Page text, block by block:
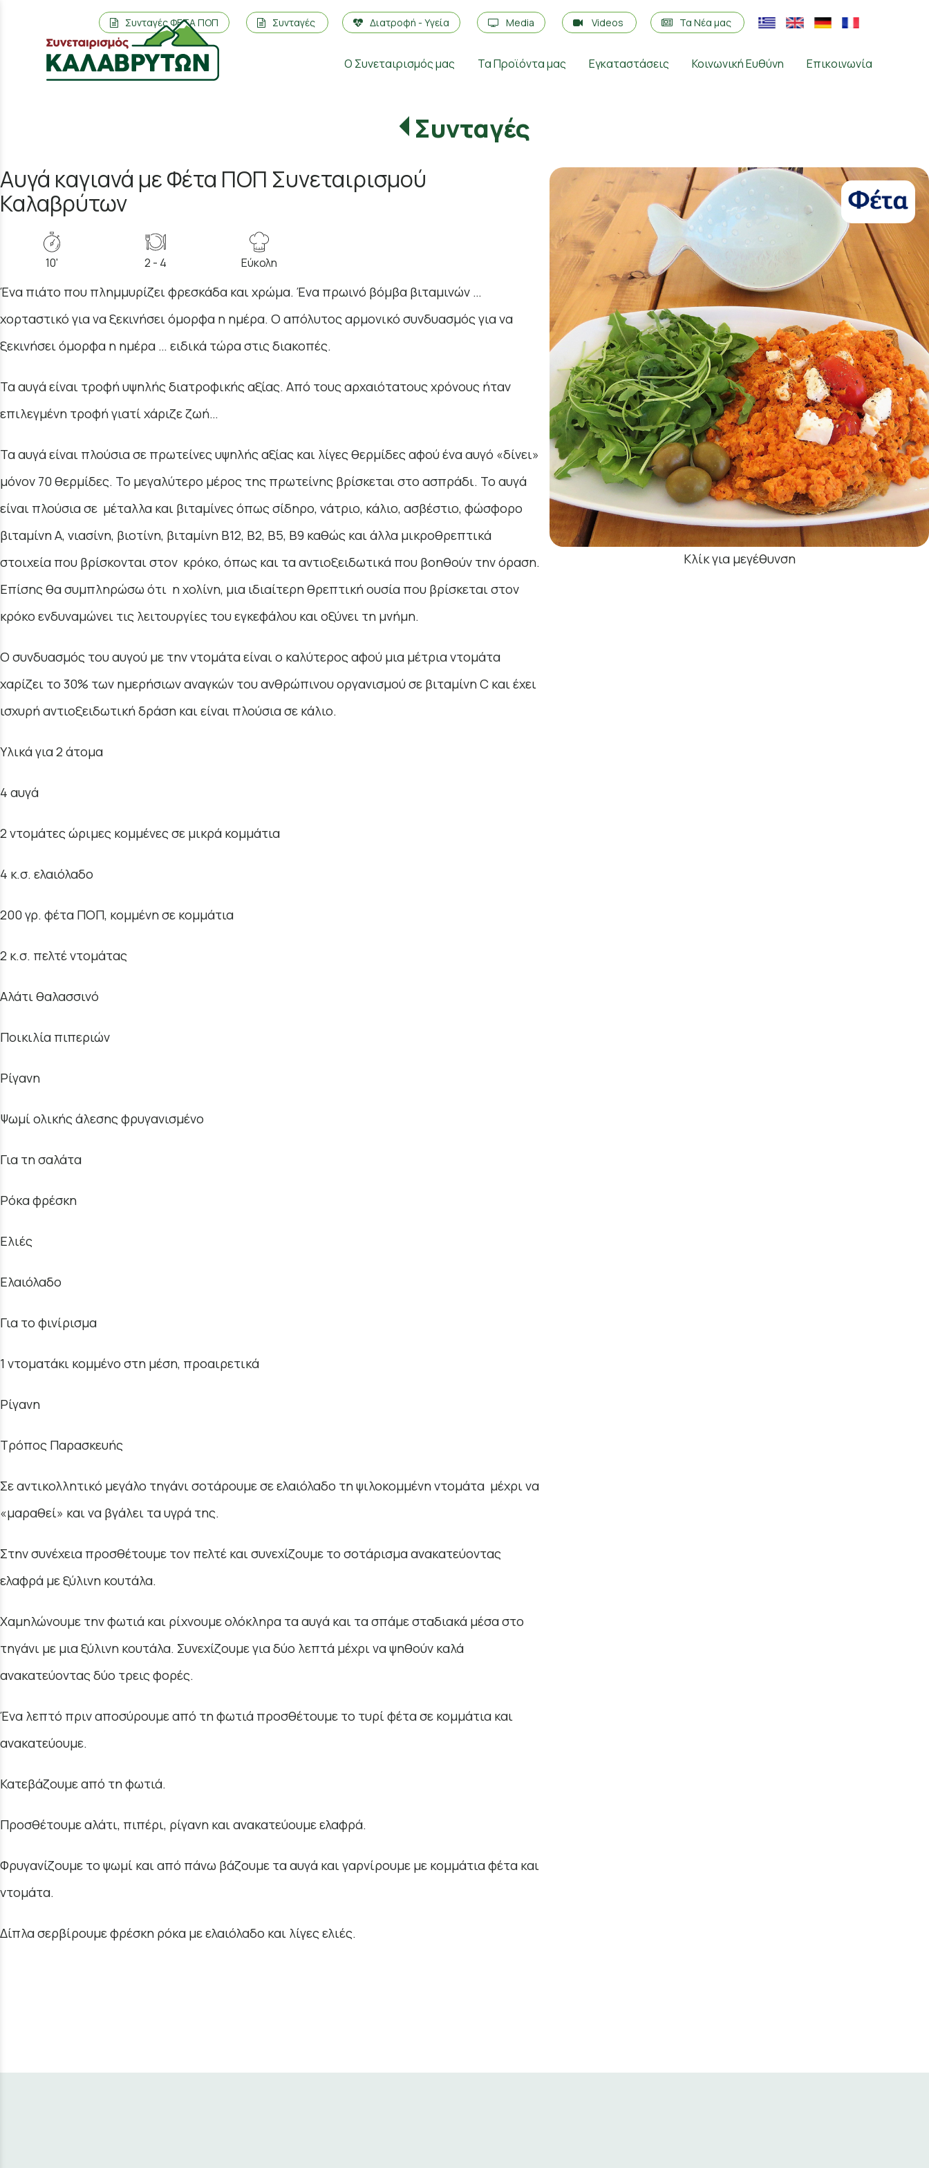
Συνταγές ΦΕΤΑ ΠΟΠ Συνταγές Διατροφή - Υγεία Media Videos Τα Νέα μας
Ο Συνεταιρισμός μας Τα Προϊόντα μας Εγκαταστάσεις Κοινωνική Ευθύνη Επικοινωνία
Συνταγές
Κλίκ για μεγέθυνση
Αυγά καγιανά με Φέτα ΠΟΠ Συνεταιρισμού
Καλαβρύτων
10' 2 - 4 Εύκολη
Ένα πιάτο που πλημμυρίζει φρεσκάδα και χρώμα. Ένα πρωινό βόμβα βιταμινών …
χορταστικό για να ξεκινήσει όμορφα η ημέρα. Ο απόλυτος αρμονικό συνδυασμός για να
ξεκινήσει όμορφα η ημέρα … ειδικά τώρα στις διακοπές.
Τα αυγά είναι τροφή υψηλής διατροφικής αξίας. Από τους αρχαιότατους χρόνους ήταν
επιλεγμένη τροφή γιατί χάριζε ζωή…
Τα αυγά είναι πλούσια σε πρωτείνες υψηλής αξίας και λίγες θερμίδες αφού ένα αυγό «δίνει»
μόνον 70 θερμίδες. Το μεγαλύτερο μέρος της πρωτείνης βρίσκεται στο ασπράδι. Το αυγά
είναι πλούσια σε μέταλλα και βιταμίνες όπως σίδηρο, νάτριο, κάλιο, ασβέστιο, φώσφορο
βιταμίνη Α, νιασίνη, βιοτίνη, βιταμίνη Β12, Β2, Β5, Β9 καθώς και άλλα μικροθρεπτικά
στοιχεία που βρίσκονται στον κρόκο, όπως και τα αντιοξειδωτικά που βοηθούν την όραση.
Επίσης θα συμπληρώσω ότι η χολίνη, μια ιδιαίτερη θρεπτική ουσία που βρίσκεται στον
κρόκο ενδυναμώνει τις λειτουργίες του εγκεφάλου και οξύνει τη μνήμη.
Ο συνδυασμός του αυγού με την ντομάτα είναι ο καλύτερος αφού μια μέτρια ντομάτα
χαρίζει το 30% των ημερήσιων αναγκών του ανθρώπινου οργανισμού σε βιταμίνη C και έχει
ισχυρή αντιοξειδωτική δράση και είναι πλούσια σε κάλιο.
Υλικά για 2 άτομα
4 αυγά
2 ντομάτες ώριμες κομμένες σε μικρά κομμάτια
4 κ.σ. ελαιόλαδο
200 γρ. φέτα ΠΟΠ, κομμένη σε κομμάτια
2 κ.σ. πελτέ ντομάτας
Αλάτι θαλασσινό
Ποικιλία πιπεριών
Ρίγανη
Ψωμί ολικής άλεσης φρυγανισμένο
Για τη σαλάτα
Ρόκα φρέσκη
Ελιές
Ελαιόλαδο
Για το φινίρισμα
1 ντοματάκι κομμένο στη μέση, προαιρετικά
Ρίγανη
Τρόπος Παρασκευής
Σε αντικολλητικό μεγάλο τηγάνι σοτάρουμε σε ελαιόλαδο τη ψιλοκομμένη ντομάτα μέχρι να
«μαραθεί» και να βγάλει τα υγρά της.
Στην συνέχεια προσθέτουμε τον πελτέ και συνεχίζουμε το σοτάρισμα ανακατεύοντας
ελαφρά με ξύλινη κουτάλα.
Χαμηλώνουμε την φωτιά και ρίχνουμε ολόκληρα τα αυγά και τα σπάμε σταδιακά μέσα στο
τηγάνι με μια ξύλινη κουτάλα. Συνεχίζουμε για δύο λεπτά μέχρι να ψηθούν καλά
ανακατεύοντας δύο τρεις φορές.
Ένα λεπτό πριν αποσύρουμε από τη φωτιά προσθέτουμε το τυρί φέτα σε κομμάτια και
ανακατεύουμε.
Κατεβάζουμε από τη φωτιά.
Προσθέτουμε αλάτι, πιπέρι, ρίγανη και ανακατεύουμε ελαφρά.
Φρυγανίζουμε το ψωμί και από πάνω βάζουμε τα αυγά και γαρνίρουμε με κομμάτια φέτα και
ντομάτα.
Δίπλα σερβίρουμε φρέσκη ρόκα με ελαιόλαδο και λίγες ελιές.